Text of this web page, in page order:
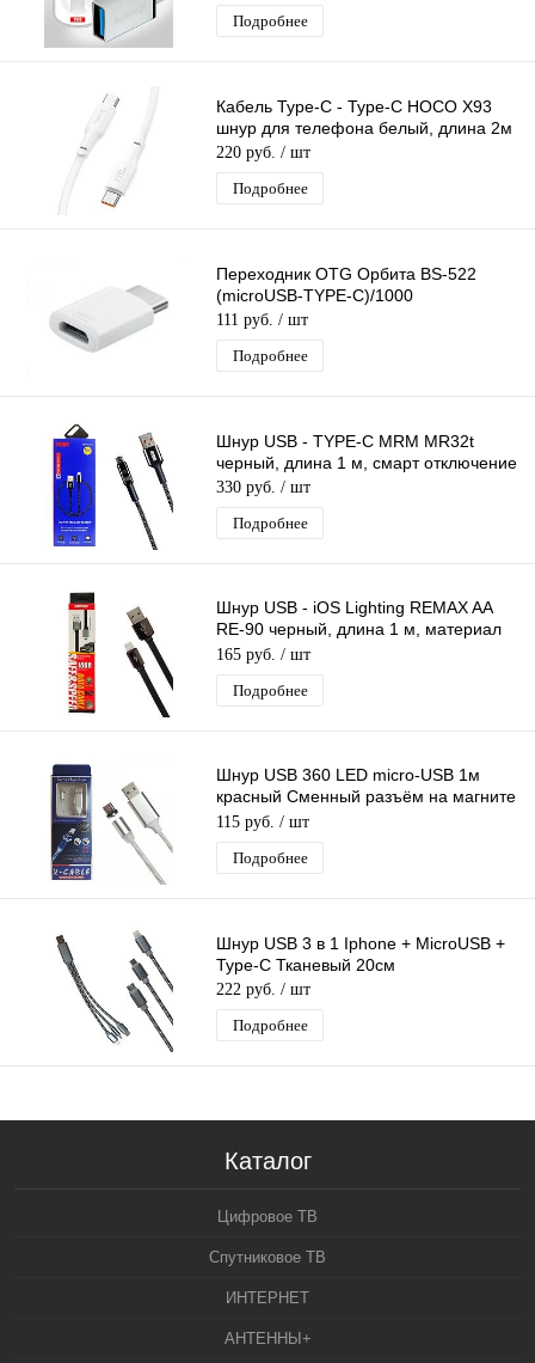
Подробнее
Кабель Type-C - Type-C HOCO X93
шнур для телефона белый, длина 2м
220 руб. / шт
Подробнее
Переходник OTG Орбита BS-522
(microUSB-TYPE-C)/1000
111 руб. / шт
Подробнее
Шнур USB - TYPE-C MRM MR32t
черный, длина 1 м, смарт отключение
330 руб. / шт
Подробнее
Шнур USB - iOS Lighting REMAX AA
RE-90 черный, длина 1 м, материал
термоэластопласт (ТЭП)
165 руб. / шт
Подробнее
Шнур USB 360 LED micro-USB 1м
красный Сменный разъём на магните
360 градусов светящийся Бегущие
Огни
115 руб. / шт
Подробнее
Шнур USB 3 в 1 Iphone + MicroUSB +
Type-C Тканевый 20см
222 руб. / шт
Подробнее
Каталог
Цифровое ТВ
Спутниковое ТВ
ИНТЕРНЕТ
АНТЕННЫ+